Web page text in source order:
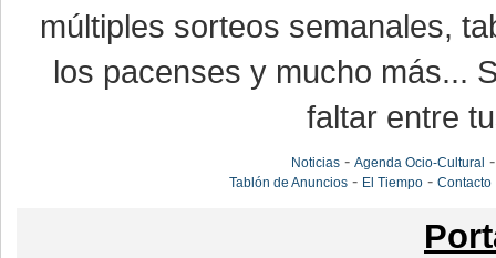
múltiples sorteos semanales,
los pacenses y mucho más...
faltar entre
Noticias -Agenda Ocio-Cultural
Tablón de Anuncios - El Tiempo -Contacto